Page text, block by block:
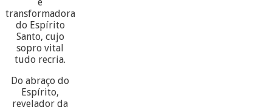
transformadora
do Espírito
Santo, cujo
sopro vital
tudo recria.
Do abraço do
Espírito,
revelador da